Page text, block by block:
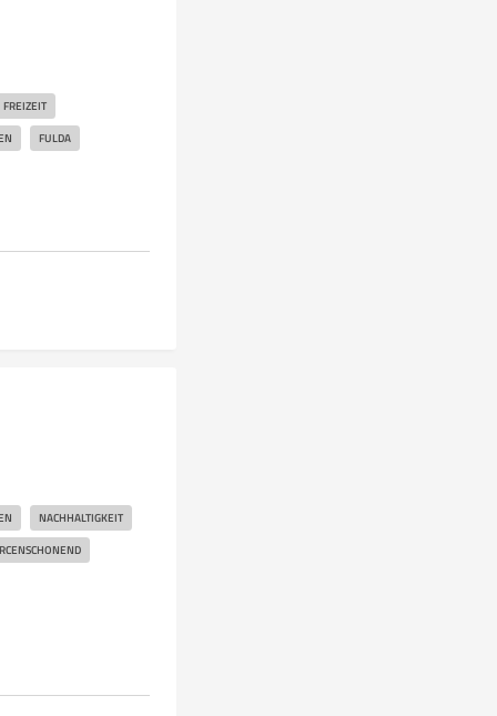
FREIZEIT
FULDA
NACHHALTIGKEIT